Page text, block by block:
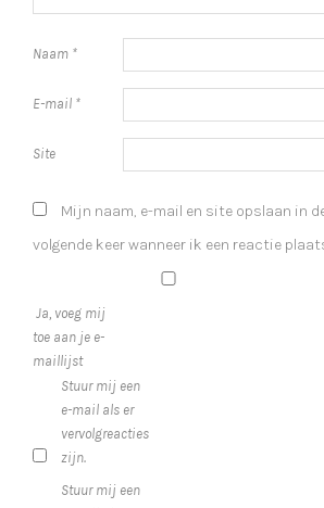
Naam *
E-mail *
Site
Mijn naam, e-mail en site opslaan in
volgende keer wanneer ik een reactie
Ja, voeg mij
toe aan je e-
maillijst
Stuur mij een
e-mail als er
vervolgreacties
zijn.
Stuur mij een